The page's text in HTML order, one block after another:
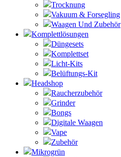
Trocknung
Vakuum & Forsegling
Waagen Und Zubehör
Komplettlösungen
Düngesets
Komplettset
Licht-Kits
Belüftungs-Kit
Headshop
Raucherzubehör
Grinder
Bongs
Digitale Waagen
Vape
Zubehör
Mikrogrün